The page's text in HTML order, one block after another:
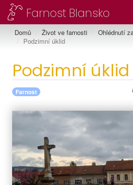
Farnost Blansko
Domů Život ve farnosti Ohlédnutí
Podzimní úklid
Podzimní úklid
Farnost